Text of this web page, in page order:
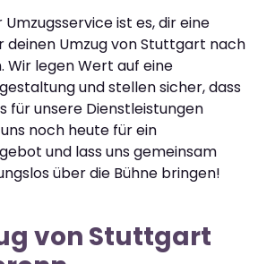
Umzugsservice ist es, dir eine
deinen Umzug von Stuttgart nach
Wir legen Wert auf eine
und stellen sicher, dass
für unsere Dienstleistungen
noch heute für ein
und lass uns gemeinsam
über die Bühne bringen!
von Stuttgart